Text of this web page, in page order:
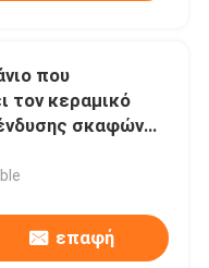
που
τον κεραμικό
σκαφών
ένδυσης -
επαφή